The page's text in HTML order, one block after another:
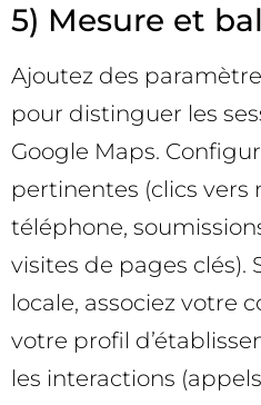
5) Mesure et
Ajoutez des
pour distinguer les
Google Maps.
pertinentes (clics vers
téléphone,
visites de pages clés).
locale, associez votre
votre profil
les interactions